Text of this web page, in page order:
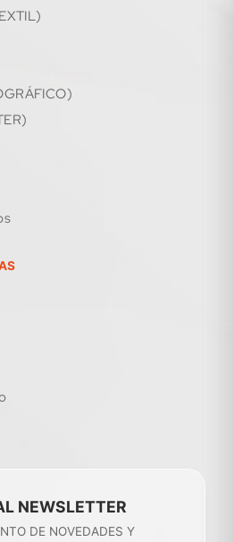
NEWSLETTER
DE NOVEDADES Y